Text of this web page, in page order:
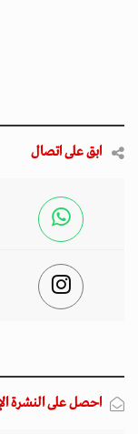
ابق على اتصال
احصل على النشرة